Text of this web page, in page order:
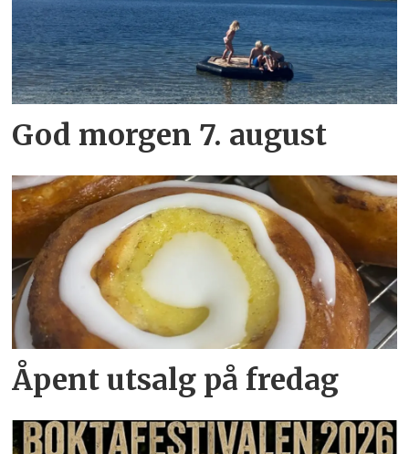
God morgen 7. august
Åpent utsalg på fredag